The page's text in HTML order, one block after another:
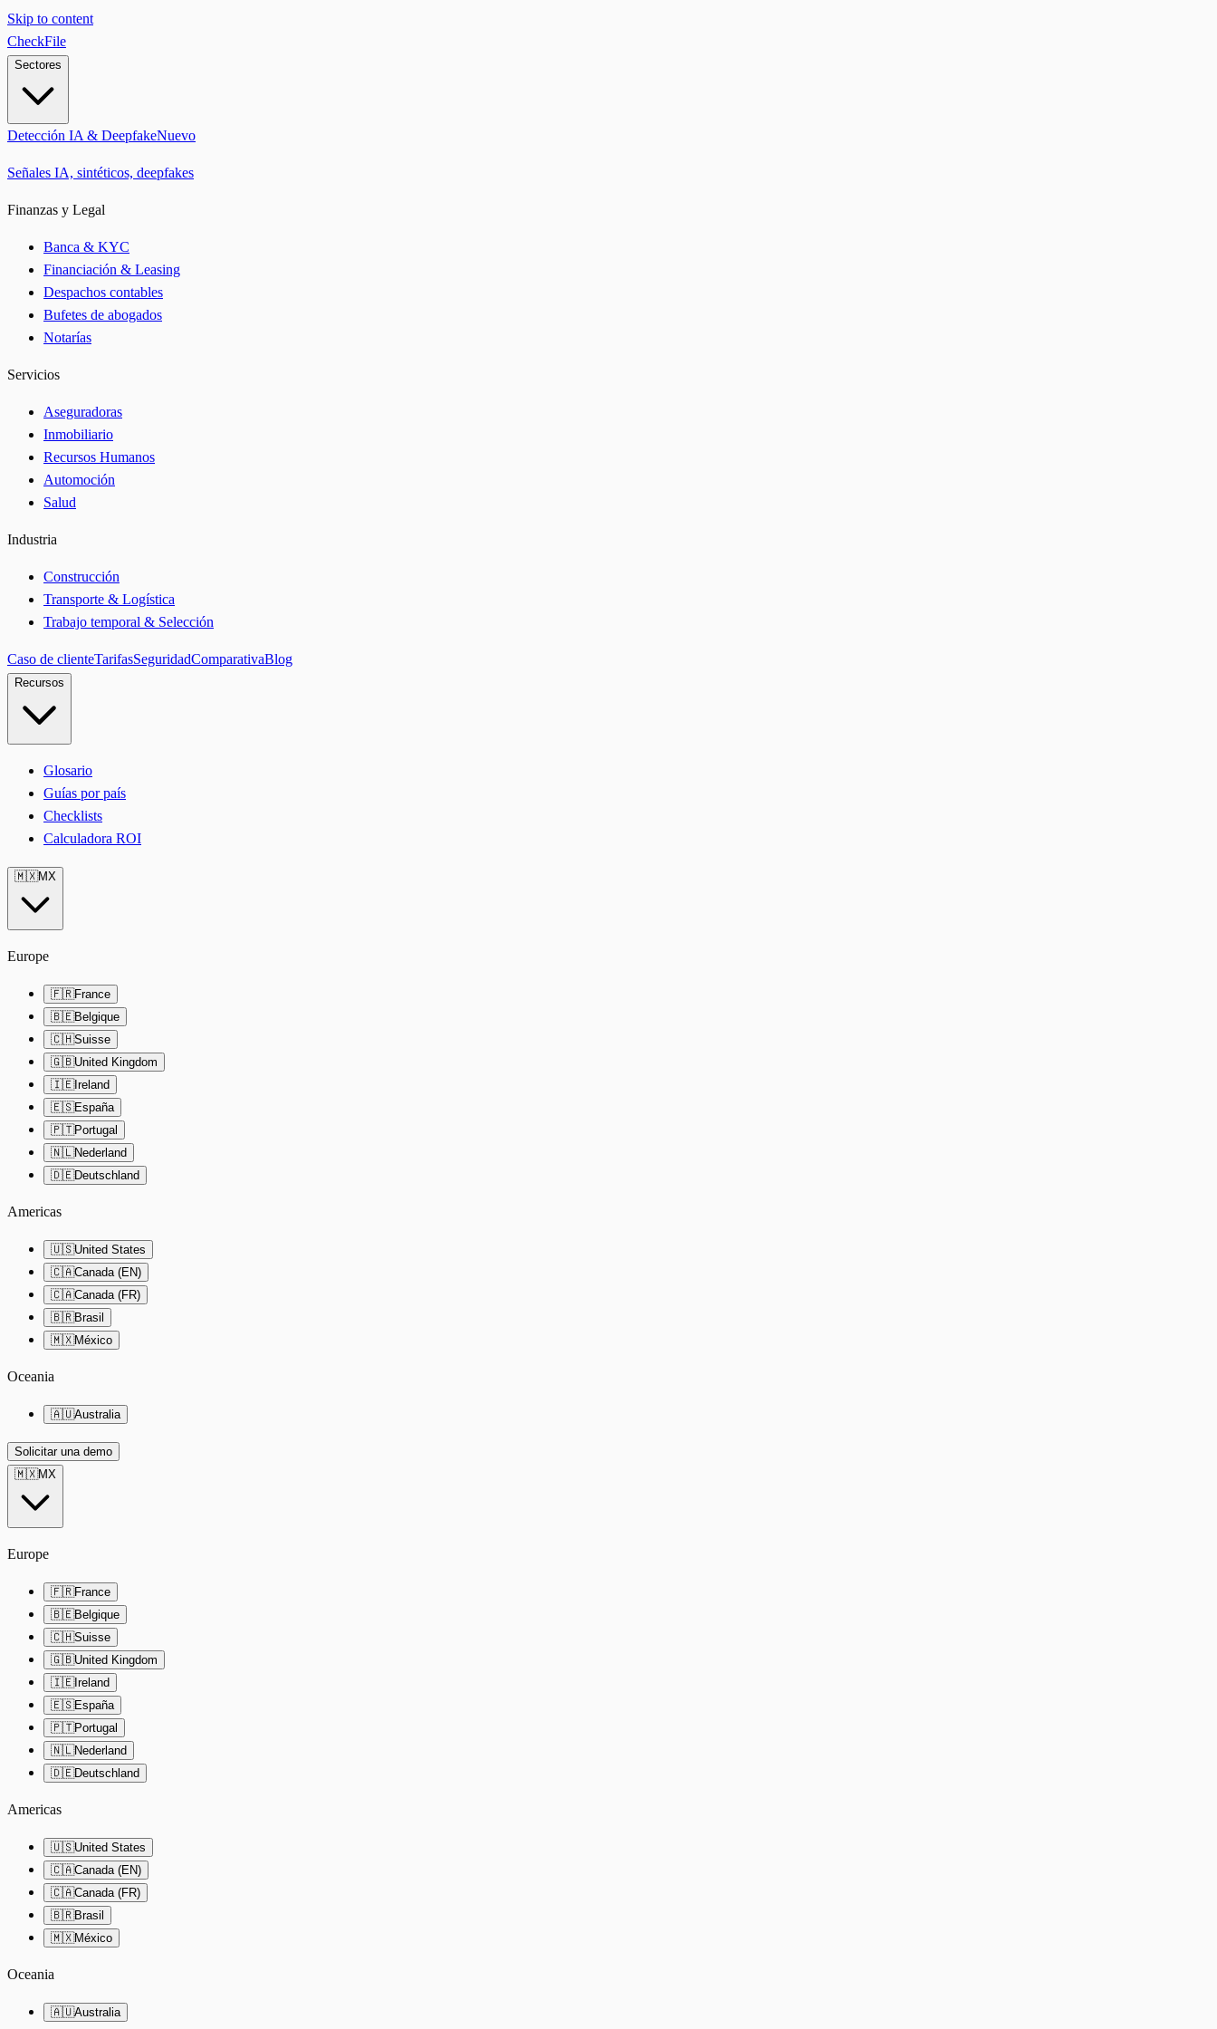
Skip to content
CheckFile
Sectores
Detección IA & DeepfakeNuevo
Señales IA, sintéticos, deepfakes
Finanzas y Legal
Banca & KYC
Financiación & Leasing
Despachos contables
Bufetes de abogados
Notarías
Servicios
Aseguradoras
Inmobiliario
Recursos Humanos
Automoción
Salud
Industria
Construcción
Transporte & Logística
Trabajo temporal & Selección
Caso de clienteTarifasSeguridadComparativaBlog
Recursos
Glosario
Guías por país
Checklists
Calculadora ROI
🇲🇽MX
Europe
🇫🇷France
🇧🇪Belgique
🇨🇭Suisse
🇬🇧United Kingdom
🇮🇪Ireland
🇪🇸España
🇵🇹Portugal
🇳🇱Nederland
🇩🇪Deutschland
Americas
🇺🇸United States
🇨🇦Canada (EN)
🇨🇦Canada (FR)
🇧🇷Brasil
🇲🇽México
Oceania
🇦🇺Australia
Solicitar una demo
🇲🇽MX
Europe
🇫🇷France
🇧🇪Belgique
🇨🇭Suisse
🇬🇧United Kingdom
🇮🇪Ireland
🇪🇸España
🇵🇹Portugal
🇳🇱Nederland
🇩🇪Deutschland
Americas
🇺🇸United States
🇨🇦Canada (EN)
🇨🇦Canada (FR)
🇧🇷Brasil
🇲🇽México
Oceania
🇦🇺Australia